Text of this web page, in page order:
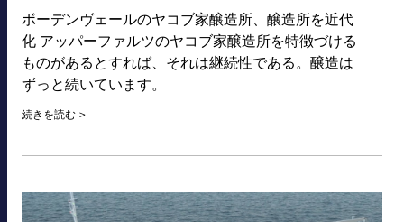
ボーデンヴェールのヤコブ家醸造所、醸造所を近代
化 アッパーファルツのヤコブ家醸造所を特徴づける
ものがあるとすれば、それは継続性である。醸造は
ずっと続いています。
続きを読む